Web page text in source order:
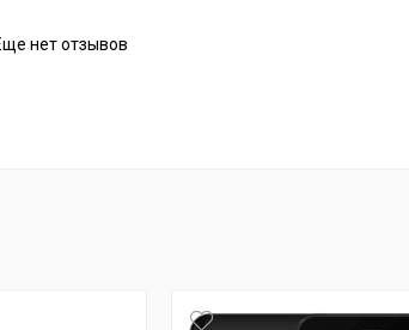
нет отзывов